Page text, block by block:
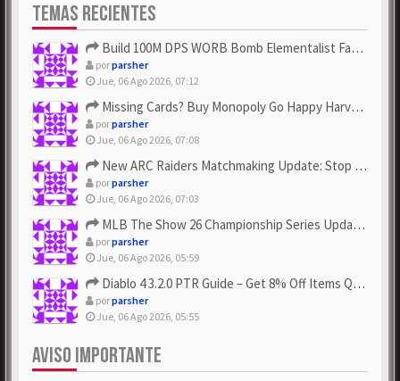
TEMAS RECIENTES
Build 100M DPS WORB Bomb Elementalist Fast - Grab POE Curren...
porparsher
Jue, 06 Ago 2026, 07:12
Missing Cards? Buy Monopoly Go Happy Harvest with Looney Tun...
porparsher
Jue, 06 Ago 2026, 07:08
New ARC Raiders Matchmaking Update: Stop Failed - Grab Bluep...
porparsher
Jue, 06 Ago 2026, 07:03
MLB The Show 26 Championship Series Update! Get Cheap & ...
porparsher
Jue, 06 Ago 2026, 05:59
Diablo 4 3.2.0 PTR Guide – Get 8% Off Items Quickly to Test ...
porparsher
Jue, 06 Ago 2026, 05:55
AVISO IMPORTANTE